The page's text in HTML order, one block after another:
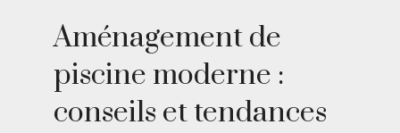
Aménagement de
piscine moderne :
conseils et tendances